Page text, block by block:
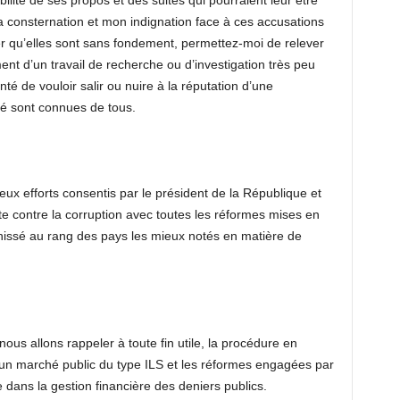
et mon indignation face à ces accusations
qu’elles sont sans fondement, permettez-moi de relever
d’un travail de recherche ou d’investigation très peu
de vouloir salir ou nuire à la réputation d’une
sont connues de tous.
efforts consentis par le président de la République et
contre la corruption avec toutes les réformes mises en
au rang des pays les mieux notés en matière de
allons rappeler à toute fin utile, la procédure en
marché public du type ILS et les réformes engagées par
la gestion financière des deniers publics.